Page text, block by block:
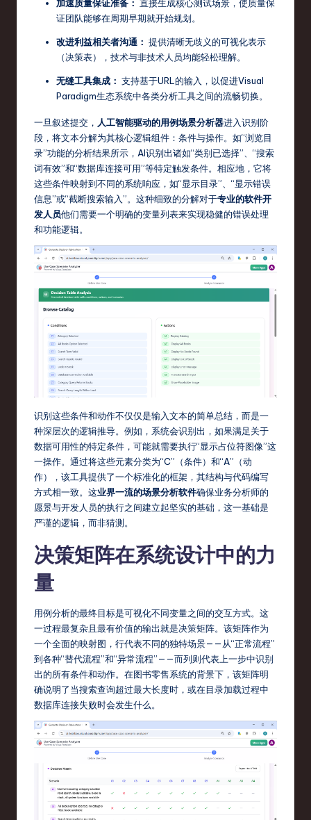
d
In
o
ti
加速质量保证准备： 直接生成核心测试场景，使质量保
证团队能够在周期早期就开始规划。
改进利益相关者沟通： 提供清晰无歧义的可视化表示
（决策表），技术与非技术人员均能轻松理解。
无缝工具集成： 支持基于URL的输入，以促进Visual
Paradigm生态系统中各类分析工具之间的流畅切换。
一旦叙述提交， 人工智能驱动的用例场景分析器进入识别阶
段，将文本分解为其核心逻辑组件：条件与操作。如“浏览目
录”功能的分析结果所示，AI识别出诸如“类别已选择”、“搜索
词有效”和“数据库连接可用”等特定触发条件。相应地，它将
这些条件映射到不同的系统响应，如“显示目录”、“显示错误
信息”或“截断搜索输入”。这种细致的分解对于专业的软件开
发人员他们需要一个明确的变量列表来实现稳健的错误处理
和功能逻辑。
识别这些条件和动作不仅仅是输入文本的简单总结，而是一
种深层次的逻辑推导。例如，系统会识别出，如果满足关于
数据可用性的特定条件，可能就需要执行“显示占位符图像”这
一操作。通过将这些元素分类为“C”（条件）和“A”（动
作），该工具提供了一个标准化的框架，其结构与代码编写
方式相一致。这业界一流的场景分析软件确保业务分析师的
愿景与开发人员的执行之间建立起坚实的基础，这一基础是
严谨的逻辑，而非猜测。
决策矩阵在系统设计中的力
量
用例分析的最终目标是可视化不同变量之间的交互方式。这
一过程最复杂且最有价值的输出就是决策矩阵。该矩阵作为
一个全面的映射图，行代表不同的独特场景——从“正常流程”
到各种“替代流程”和“异常流程”——而列则代表上一步中识别
出的所有条件和动作。在图书零售系统的背景下，该矩阵明
确说明了当搜索查询超过最大长度时，或在目录加载过程中
数据库连接失败时会发生什么。